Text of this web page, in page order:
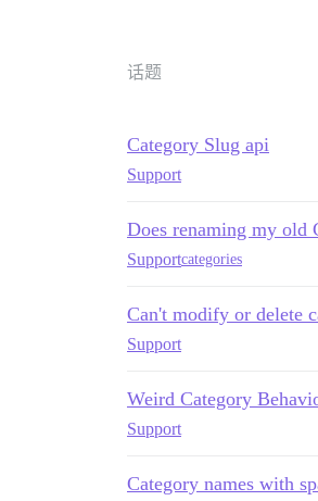
话题
Category Slug api
Support
Does renaming my old
Supportcategories
Can't modify or delete
Support
Weird Category
Support
Category names with